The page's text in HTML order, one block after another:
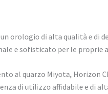
orologio di alta qualità e di
e sofisticato per le proprie
al quarzo Miyota, Horizon
di utilizzo affidabile e di